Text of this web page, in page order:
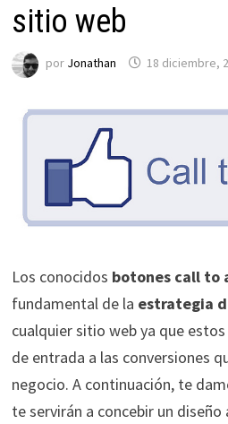
sitio web
por Jonathan 18 diciembre,
Los conocidos botones call to
fundamental de la estrategia
cualquier sitio web ya que
de entrada a las conversiones
negocio. A continuación, te
te servirán a concebir un